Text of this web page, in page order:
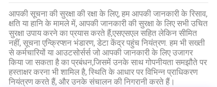
साइटमैप
गोपनीयता
नीति
आपकी सूचना की सुरक्षा की रक्षा के लिए, हम आपकी जानकारी के रिसाव,
क्षति या हानि के मामले में, आपकी जानकारी की सुरक्षा के लिए सभी उचित
सुरक्षा उपाय करने का प्रयास करते हैं,एसएसएल सहित लेकिन सीमित
नहीं, सूचना एन्क्रिप्शन भंडारण, डेटा केंद्र पहुंच नियंत्रण. हम भी सख्ती
से कर्मचारियों या आउटसोर्सर्स जो आपकी जानकारी के लिए उजागर
किया जा सकता है का प्रबंधन,जिसमें उनके साथ गोपनीयता समझौते पर
हस्ताक्षर करना भी शामिल है, स्थिति के आधार पर विभिन्न प्राधिकरण
नियंत्रण करते हैं, और उनके संचालन की निगरानी करते हैं।